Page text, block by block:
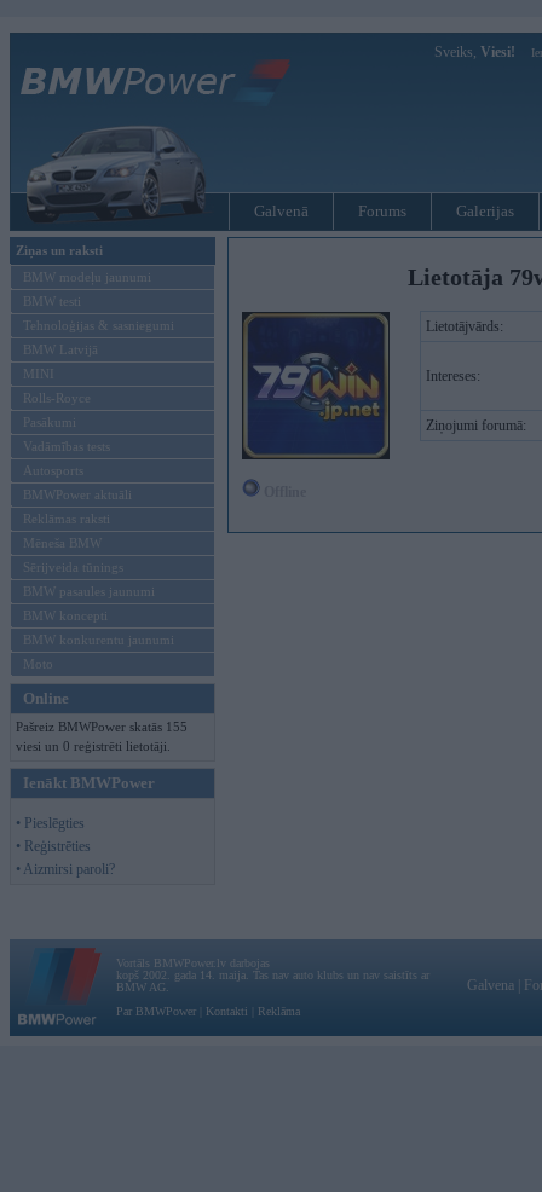
Sveiks, Viesi!
Galvenā Forums Galerijas
Ziņas un raksti
BMW modeļu jaunumi
BMW testi
Tehnoloģijas & sasniegumi
BMW Latvijā
MINI
Rolls-Royce
Pasākumi
Vadāmības tests
Autosports
BMWPower aktuāli
Reklāmas raksti
Mēneša BMW
Sērijveida tūnings
BMW pasaules jaunumi
BMW koncepti
BMW konkurentu jaunumi
Moto
Online
Pašreiz BMWPower skatās 155
viesi un 0 reģistrēti lietotāji.
Ienākt BMWPower
• Pieslēgties
• Reģistrēties
• Aizmirsi paroli?
Lietotāja
Lietotājvārds:
Intereses:
Ziņojumi forumā:
Vortāls BMWPower.lv darbojas
kopš 2002. gada 14. maija. Tas nav auto klubs un nav saistīts ar
BMW AG.
Par BMWPower
Kontakti Reklāma
Galvena